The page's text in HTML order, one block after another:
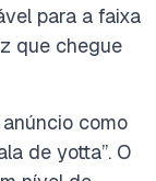
para a faixa
que chegue
como
de yotta”. O